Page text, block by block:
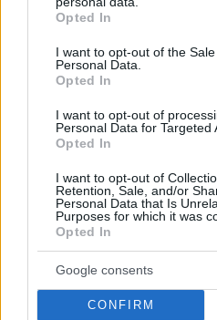
grant or deny consent to
use your data for below
consent section.
Opted In
I want to opt-out of the
Personal Data.
Opted In
I want to opt-out of
Personal Data for Targeted
Opted In
I want to opt-out of
Retention, Sale, and/or
Personal Data that Is
Purposes for which it was
Opted In
Google consents
CONFIRM
Μαργαριτα
Εαν προκειται για φαρσα,
εκαναν να λαβουν υποψη
ταξιδευουν και αρρωστοι,
προβληματα. Σκεφτομαι οτι
ταξιδεψα με τον πατερα
φερουν αμαξιδιο για να
κατεβασουν. Τι θα εκανα με
στο Λαυριο;
ΑΠΑΝΤΗΣΗ